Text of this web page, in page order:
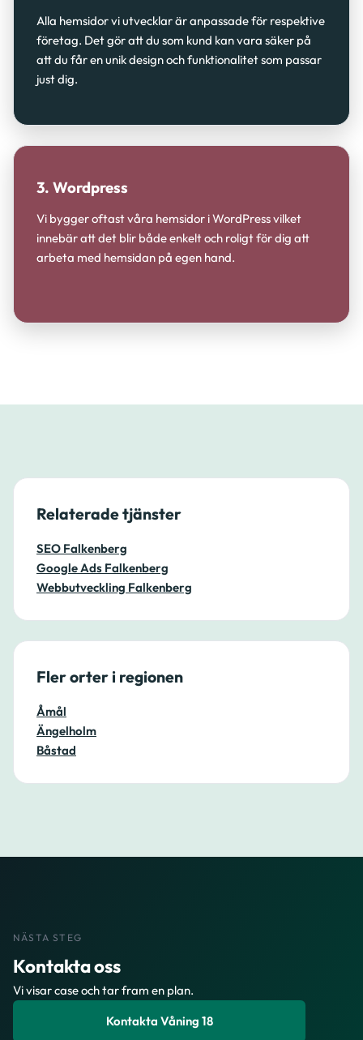
Alla hemsidor vi utvecklar är anpassade för respektive
företag. Det gör att du som kund kan vara säker på
att du får en unik design och funktionalitet som passar
just dig.
3. Wordpress
Vi bygger oftast våra hemsidor i WordPress vilket
innebär att det blir både enkelt och roligt för dig att
arbeta med hemsidan på egen hand.
Relaterade tjänster
SEO Falkenberg
Google Ads Falkenberg
Webbutveckling Falkenberg
Fler orter i regionen
Åmål
Ängelholm
Båstad
NÄSTA STEG
Kontakta oss
Vi visar case och tar fram en plan.
Kontakta Våning 18